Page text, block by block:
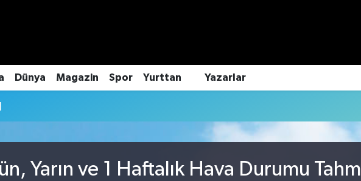
Dünya Magazin Spor Yurttan Yazarlar
Yarın ve 1 Haftalık Hava Durumu